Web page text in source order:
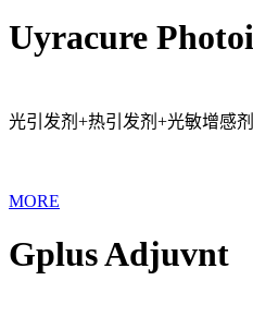
Uyracure
光引发剂+热引发剂+光敏增感剂
MORE
Gplus Adjuvnt